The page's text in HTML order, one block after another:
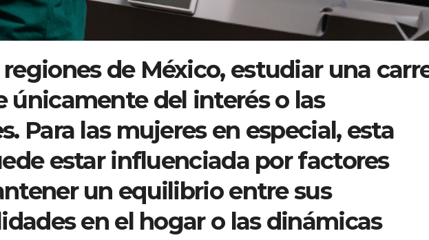
de México, estudiar una
únicamente del interés o las
Para las mujeres en especial, esta
estar influenciada por factores
un equilibrio entre sus
en el hogar o las dinámicas